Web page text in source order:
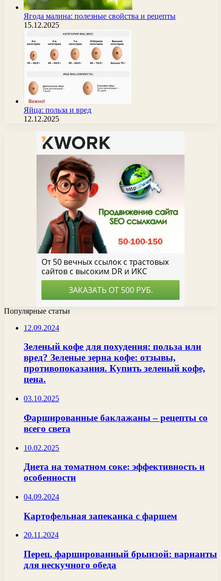
Ягода малина: полезные свойства и рецепты
15.12.2025
Яйца: польза и вред
12.12.2025
Популярные статьи
12.09.2024
Зеленый кофе для похудения: польза или
вред? Зеленые зерна кофе: отзывы,
противопоказания. Купить зеленый кофе,
цена.
03.10.2025
Фаршированные баклажаны – рецепты со
всего света
10.02.2025
Диета на томатном соке: эффективность и
особенности
04.09.2024
Картофельная запеканка с фаршем
20.11.2024
Перец, фаршированный брынзой: варианты
для нескучного обеда